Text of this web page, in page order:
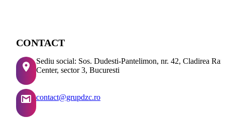
CONTACT
Sediu social: Sos. Dudesti-Pantelimon, nr. 42, Cladirea
Center, sector 3, Bucuresti
contact@grupdzc.ro